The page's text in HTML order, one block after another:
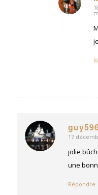
dit
:
17
jolie
une
Répondre